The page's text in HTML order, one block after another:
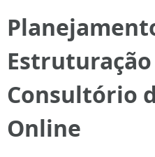
Consultório
Online